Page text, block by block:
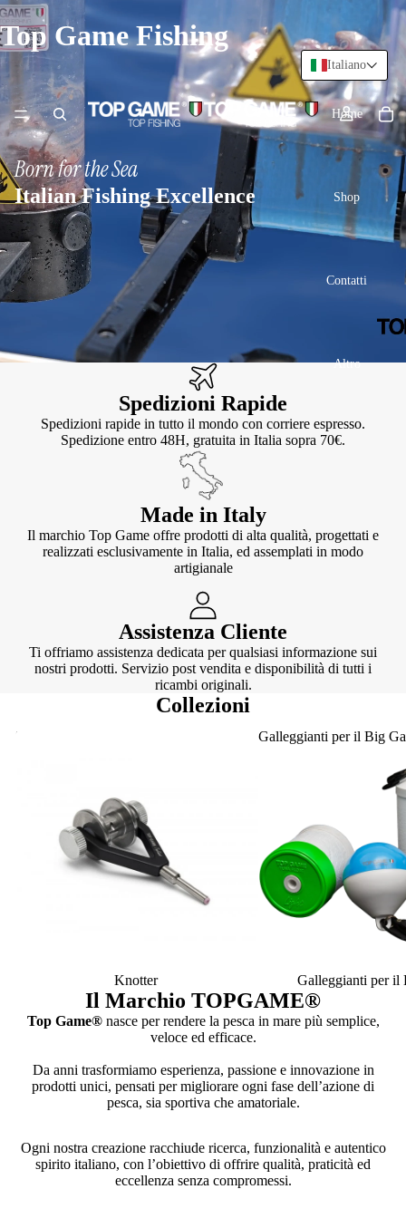
Top Game Fishing
Home
Shop
Contatti
Altro
Born for the Sea
Italian Fishing Excellence
Spedizioni Rapide
Spedizioni rapide in tutto il mondo con corriere espresso.
Spedizione entro 48H, gratuita in Italia sopra 70€.
Made in Italy
Il marchio Top Game offre prodotti di alta qualità, progettati e
realizzati esclusivamente in Italia, ed assemplati in modo
artigianale
Assistenza Cliente
Ti offriamo assistenza dedicata per qualsiasi informazione sui
nostri prodotti. Servizio post vendita e disponibilità di tutti i
ricambi originali.
Collezioni
Knotter
Knotter
Galleggianti per il Big
Galleggianti per il
Il Marchio TOPGAME®
Top Game®nasce per rendere la pesca in mare più semplice,
veloce ed efficace.
Da anni trasformiamo esperienza, passione e innovazione in
prodotti unici, pensati per migliorare ogni fase dell’azione di
pesca, sia sportiva che amatoriale.
Ogni nostra creazione racchiude ricerca, funzionalità e autentico
spirito italiano, con l’obiettivo di offrire qualità, praticità ed
eccellenza senza compromessi.
Italiano